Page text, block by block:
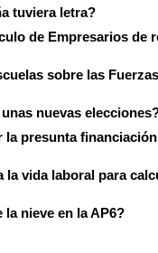
tuviera letra?
de Empresarios de
sobre las
nuevas
la presunta
la vida laboral para
nieve en la AP6?